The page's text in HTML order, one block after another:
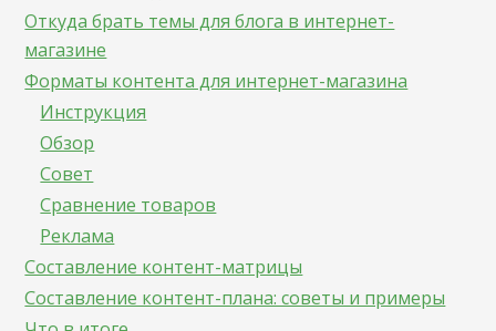
Откуда брать темы для блога в интернет-
магазине
Форматы контента для интернет-магазина
Инструкция
Обзор
Совет
Сравнение товаров
Реклама
Составление контент-матрицы
Составление контент-плана: советы и примеры